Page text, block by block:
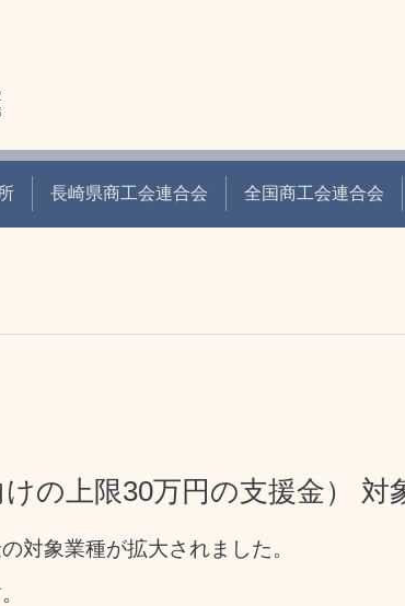
長崎県商工会連合会 全国商工会連合会
の上限30万円の支援金） 対
対象業種が拡大されました。